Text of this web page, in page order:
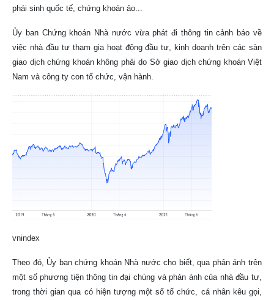
phái sinh quốc tế, chứng khoán ảo...
Ủy ban Chứng khoán Nhà nước vừa phát đi thông tin cảnh báo về
việc nhà đầu tư tham gia hoạt động đầu tư, kinh doanh trên các sàn
giao dịch chứng khoán không phải do Sở giao dịch chứng khoán Việt
Nam và công ty con tổ chức, vận hành.
vnindex
Theo đó, Ủy ban chứng khoán Nhà nước cho biết, qua phản ánh trên
một số phương tiện thông tin đại chúng và phản ánh của nhà đầu tư,
trong thời gian qua có hiện tượng một số tổ chức, cá nhân kêu gọi,